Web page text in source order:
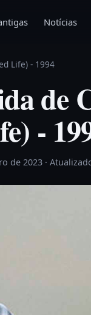
Notícias
Life) - 1994
de
-
de 2023 ·